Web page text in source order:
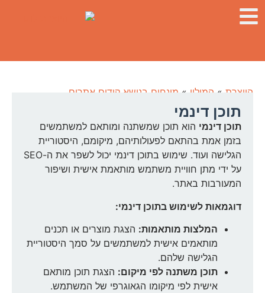
היוצרת » המילון » מונחים בנושא קידום אתרים
תוכן דינמי
תוכן דינמי הוא תוכן שמשתנה ומותאם למשתמשים
בזמן אמת בהתאם לפעולותיהם, מיקומם, היסטוריית
הגלישה ועוד. שימוש בתוכן דינמי יכול לשפר את ה-SEO
על ידי מתן חוויית משתמש מותאמת אישית ושיפור
המעורבות באתר.
דוגמאות לשימוש בתוכן דינמי:
המלצות מותאמות: הצגת מוצרים או תכנים
מותאמים אישית למשתמשים על סמך היסטוריית
הגלישה שלהם.
תוכן משתנה לפי מיקום: הצגת תוכן מותאם
אישית לפי מיקומו הגאוגרפי של המשתמש.